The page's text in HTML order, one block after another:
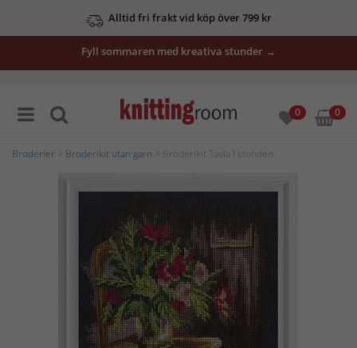
Alltid fri frakt vid köp över 799 kr
Fyll sommaren med kreativa stunder →
0 0
Broderier Broderikit utan garn > Broderikit Tavla I stunden